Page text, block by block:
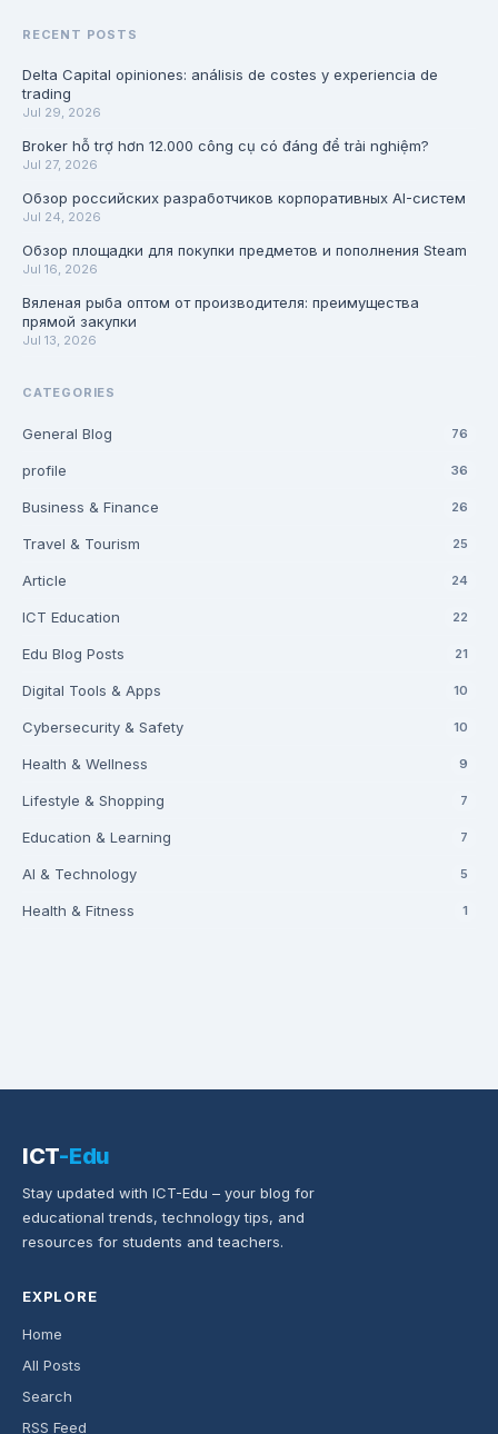
RECENT POSTS
Delta Capital opiniones: análisis de costes y experiencia de
trading
Jul 29, 2026
Broker hỗ trợ hơn 12.000 công cụ có đáng để trải nghiệm?
Jul 27, 2026
Обзор российских разработчиков корпоративных AI-систем
Jul 24, 2026
Обзор площадки для покупки предметов и пополнения Steam
Jul 16, 2026
Вяленая рыба оптом от производителя: преимущества
прямой закупки
Jul 13, 2026
CATEGORIES
General Blog 76
profile 36
Business & Finance 26
Travel & Tourism 25
Article 24
ICT Education 22
Edu Blog Posts 21
Digital Tools & Apps 10
Cybersecurity & Safety 10
Health & Wellness 9
Lifestyle & Shopping 7
Education & Learning 7
AI & Technology 5
Health & Fitness 1
ICT-Edu
Stay updated with ICT-Edu – your blog for
educational trends, technology tips, and
resources for students and teachers.
EXPLORE
Home
All Posts
Search
RSS Feed